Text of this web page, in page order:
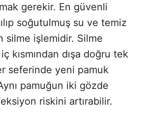
gerekir. En güvenli
soğutulmuş su ve temiz
silme işlemidir. Silme
kısmından dışa doğru tek
seferinde yeni pamuk
pamuğun iki gözde
riskini artırabilir.